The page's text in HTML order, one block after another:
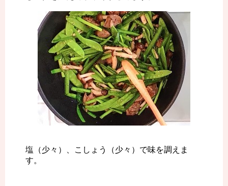
塩（少々）、こしょう（少々）で味を調えま
す。